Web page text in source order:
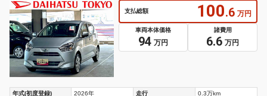
支払総額 100.6 万円
車両本体価格
94 万円
諸費用
6.6 万円
年式(初度登録) 2026年 走行
0.3万km